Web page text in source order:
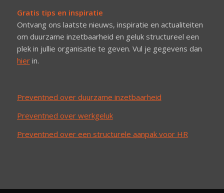
Gratis tips en inspiratie
Ontvang ons laatste nieuws, inspiratie en actualiteiten
om duurzame inzetbaarheid en geluk structureel een
plek in jullie organisatie te geven. Vul je gegevens dan
hierin.
Preventned over duurzame inzetbaarheid
Preventned over werkgeluk
Preventned over een structurele aanpak voor HR